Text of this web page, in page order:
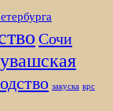
Сочи
закуска крс